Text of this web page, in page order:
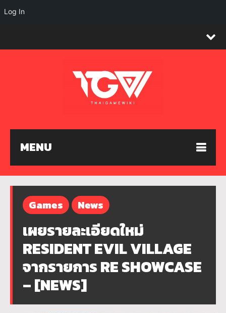
MENU
Games News
เผยรายละเอียดใหม่
RESIDENT EVIL VILLAGE
จากรายการ RE SHOWCASE
– [NEWS]
Log In